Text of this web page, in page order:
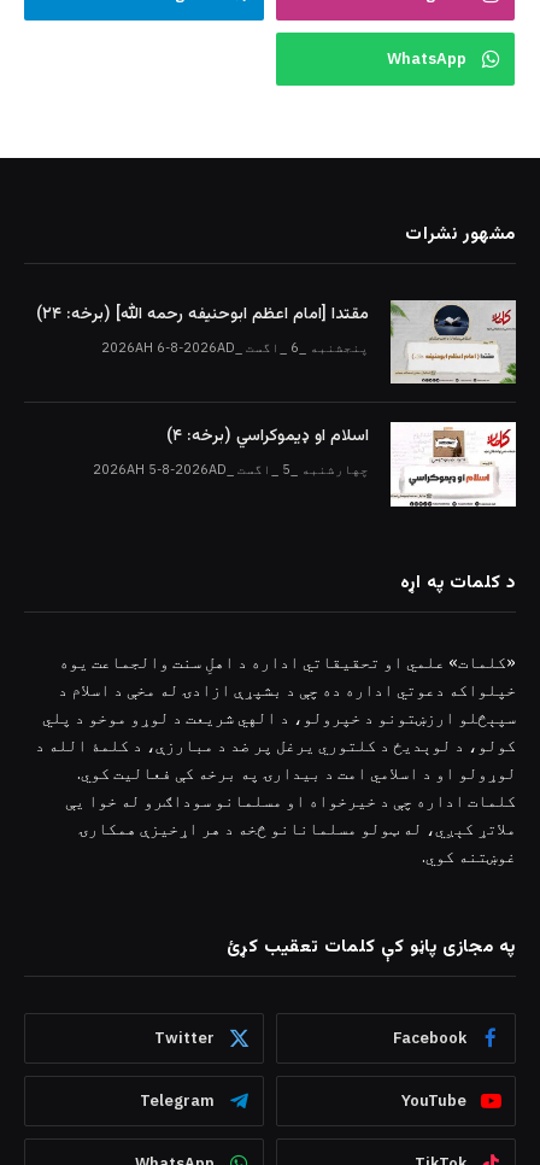
WhatsApp
مشهور نشرات
مقتدا [امام اعظم ابوحنیفه رحمه الله‎] (برخه: ۲۴)
پنجشنبه _6 _اگست _2026AH 6-8-2026AD
اسلام او ډیموکراسي (برخه: ۴)
چهارشنبه _5 _اگست _2026AH 5-8-2026AD
د کلمات په اړه
«کلمات» علمي او تحقیقاتي اداره د اهلِ سنت والجماعت یوه
خپلواکه دعوتي اداره ده چې د بشپړې ازادۍ له مخې د اسلام د
سپېڅلو ارزښتونو د خپرولو، د الهي شریعت د لوړو موخو د پلي
کولو، د لوېدیځ د کلتوري یرغل پر ضد د مبارزې، د کلمۀ الله د
لوړولو او د اسلامي امت د بیدارۍ په برخه کې فعالیت کوي.
کلمات اداره چې د خیرخواه او مسلمانو سوداګرو له خوا یې
ملاتړ کېږي، له ټولو مسلمانانو څخه د هر اړخیزې همکارۍ
غوښتنه کوي.
په مجازی پاڼو کې کلمات تعقیب کړئ
Facebook
Twitter
YouTube
Telegram